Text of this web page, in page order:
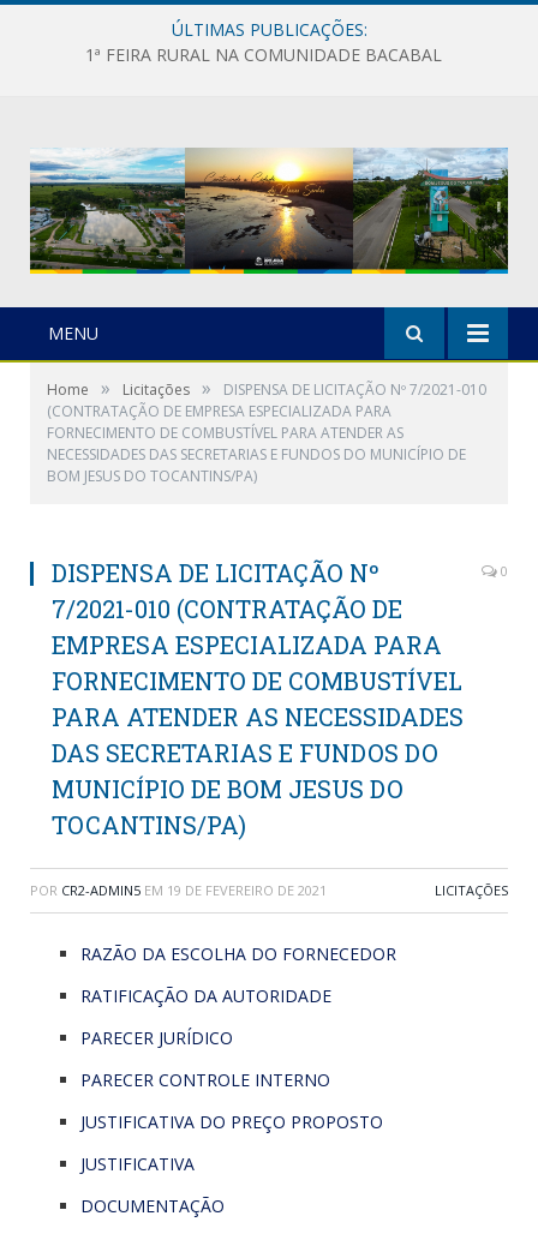
ÚLTIMAS PUBLICAÇÕES:
1ª FEIRA RURAL NA COMUNIDADE BACABAL
MENU
Home » Licitações »
DISPENSA DE LICITAÇÃO Nº 7/2021-010
(CONTRATAÇÃO DE EMPRESA ESPECIALIZADA PARA
FORNECIMENTO DE COMBUSTÍVEL PARA ATENDER AS
NECESSIDADES DAS SECRETARIAS E FUNDOS DO MUNICÍPIO DE
BOM JESUS DO TOCANTINS/PA)
DISPENSA DE LICITAÇÃO Nº
7/2021-010 (CONTRATAÇÃO DE
EMPRESA ESPECIALIZADA PARA
FORNECIMENTO DE COMBUSTÍVEL
PARA ATENDER AS NECESSIDADES
DAS SECRETARIAS E FUNDOS DO
MUNICÍPIO DE BOM JESUS DO
TOCANTINS/PA)
0
POR CR2-ADMIN5 EM 19 DE FEVEREIRO DE 2021 LICITAÇÕES
RAZÃO DA ESCOLHA DO FORNECEDOR
RATIFICAÇÃO DA AUTORIDADE
PARECER JURÍDICO
PARECER CONTROLE INTERNO
JUSTIFICATIVA DO PREÇO PROPOSTO
JUSTIFICATIVA
DOCUMENTAÇÃO